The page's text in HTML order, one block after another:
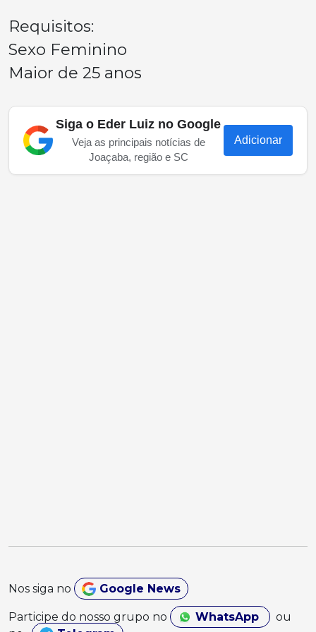
Requisitos:
Sexo Feminino
Maior de 25 anos
Siga o Eder Luiz no Google
Veja as principais notícias de
Joaçaba, região e SC
Adicionar
Nos siga no Google News
Participe do nosso grupo no WhatsApp
ou